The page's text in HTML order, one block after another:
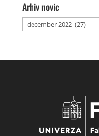
Arhiv novic
Arhiv
novic